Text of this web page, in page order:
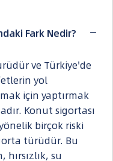
Fark Nedir?
ve Türkiye'de
yol
için yaptırmak
Konut sigortası
birçok riski
türüdür. Bu
su